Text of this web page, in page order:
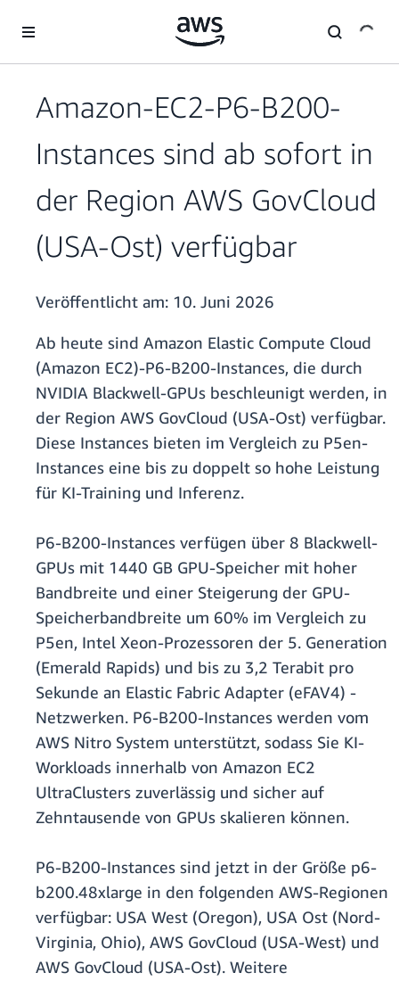
Überspringen zum Hauptinhalt
Amazon-EC2-P6-B200-
Instances sind ab sofort in
der Region AWS GovCloud
(USA-Ost) verfügbar
Veröffentlicht am: 10. Juni 2026
Ab heute sind Amazon Elastic Compute Cloud
(Amazon EC2)-P6-B200-Instances, die durch
NVIDIA Blackwell-GPUs beschleunigt werden, in
der Region AWS GovCloud (USA-Ost) verfügbar.
Diese Instances bieten im Vergleich zu P5en-
Instances eine bis zu doppelt so hohe Leistung
für KI-Training und Inferenz.
P6-B200-Instances verfügen über 8 Blackwell-
GPUs mit 1440 GB GPU-Speicher mit hoher
Bandbreite und einer Steigerung der GPU-
Speicherbandbreite um 60% im Vergleich zu
P5en, Intel Xeon-Prozessoren der 5. Generation
(Emerald Rapids) und bis zu 3,2 Terabit pro
Sekunde an Elastic Fabric Adapter (eFAV4) -
Netzwerken. P6-B200-Instances werden vom
AWS Nitro System unterstützt, sodass Sie KI-
Workloads innerhalb von Amazon EC2
UltraClusters zuverlässig und sicher auf
Zehntausende von GPUs skalieren können.
P6-B200-Instances sind jetzt in der Größe p6-
b200.48xlarge in den folgenden AWS-Regionen
verfügbar: USA West (Oregon), USA Ost (Nord-
Virginia, Ohio), AWS GovCloud (USA-West) und
AWS GovCloud (USA-Ost). Weitere